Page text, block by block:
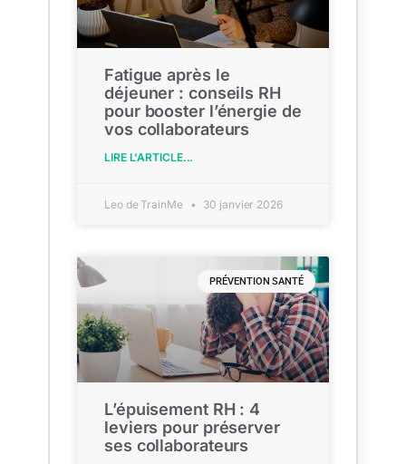
Fatigue après le
déjeuner : conseils RH
pour booster l’énergie de
vos collaborateurs
LIRE L'ARTICLE...
Leo de TrainMe 30 janvier 2026
PRÉVENTION SANTÉ
L’épuisement RH : 4
leviers pour préserver
ses collaborateurs